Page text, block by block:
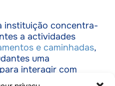
instituição concentra-
a actividades
e caminhadas,
uma
interagir com
instituições